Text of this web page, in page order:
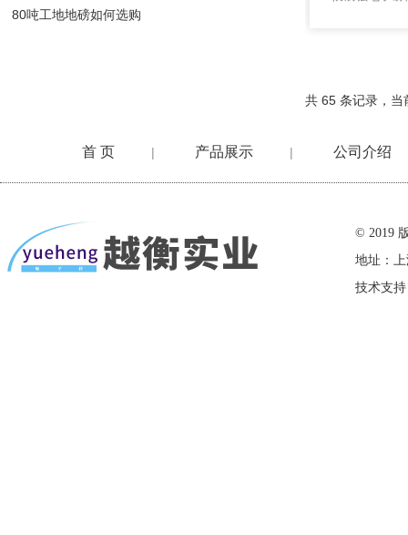
共 65 条记录，
80吨工地地磅如何选购
首 页 | 产品展示 | 公司介绍
© 2019
地址：
技术支